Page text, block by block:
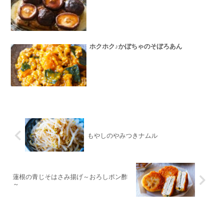
ホクホク♪かぼちゃのそぼろあん
もやしのやみつきナムル
蓮根の青じそはさみ揚げ～おろしポン酢
～